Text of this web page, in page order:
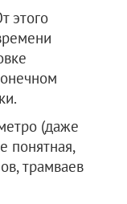
этого
(даже
понятная,
трамваев